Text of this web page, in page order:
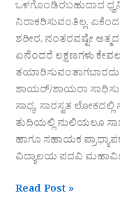
ಒಳಗೊಂಡಿರಬಹುದಾದ
ನಿರಾಕರಿಸುವಂತಿಲ್ಲ.
ಶರೀರ, ನಂತರವಷ್ಟೇ
ಏನೆಂದರೆ ಲಕ್ಷಣಗಳು ಕೇವಲ
ಶಾಯರ್/ಶಾಯರಾ
ಸಾಧ್ಯ, ಸಾರಸ್ವತ
ತುದಿಯಲ್ಲಿ ನುಲಿಯಲೂ
ಹಾಗೂ ಸಹಾಯಕ
ವಿದ್ಯಾಲಯ ಪದವಿ
Read Post »